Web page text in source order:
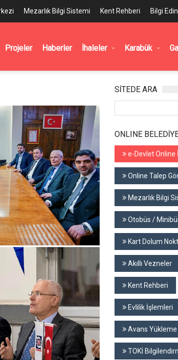
Mezarlık Bilgi Sistemi Kent Rehberi Bilgi
Projeler Haberler İhaleler Karabük
SİTEDE ARA
ONLINE
e-Devlet Online
Online Talep
Mezarlık Bilgi
Otobüs /
Kart Dolum
Akıllı Vezneler
Kent Rehberi
Evlilik İşlemleri
Avans Yükleme
TOKİ